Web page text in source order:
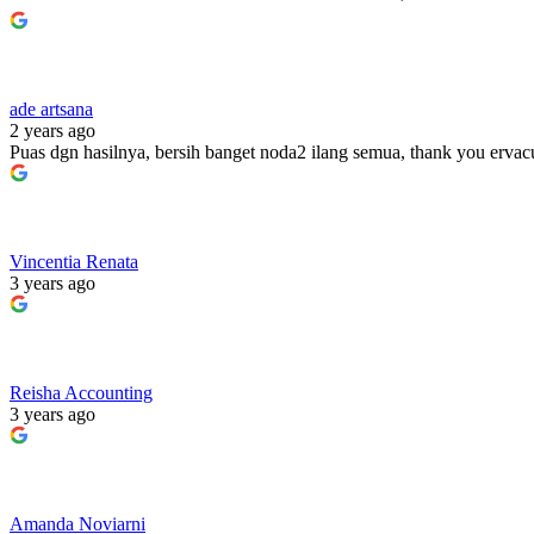
ade artsana
2 years ago
Puas dgn hasilnya, bersih banget noda2 ilang semua, thank you
Vincentia Renata
3 years ago
Reisha Accounting
3 years ago
Amanda Noviarni